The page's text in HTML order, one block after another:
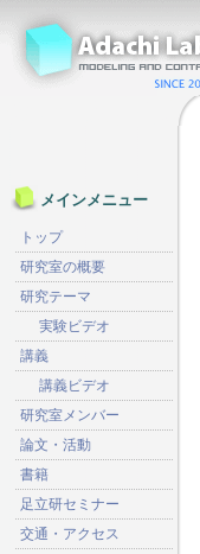
メインメニュー
トップ
研究室の概要
研究テーマ
実験ビデオ
講義
講義ビデオ
研究室メンバー
論文・活動
書籍
足立研セミナー
交通・アクセス